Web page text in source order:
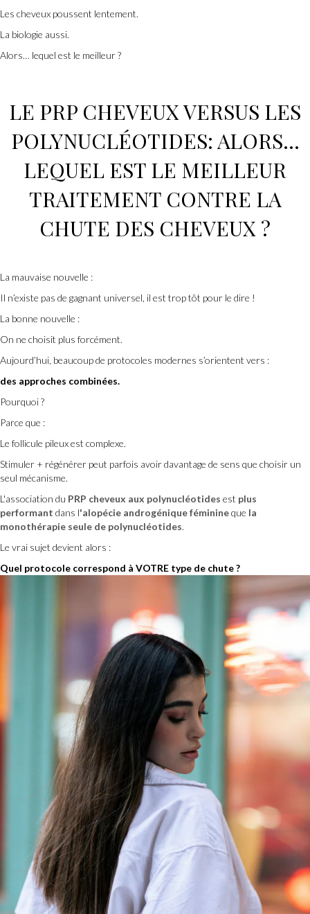
Les cheveux poussent lentement.
La biologie aussi.
Alors… lequel est le meilleur ?
LE PRP CHEVEUXVERSUS LES
POLYNUCLÉOTIDES: ALORS…
LEQUEL EST LE MEILLEUR
TRAITEMENT CONTRE LA
CHUTE DES CHEVEUX ?
La mauvaise nouvelle :
Il n’existe pas de gagnant universel, il est trop tôt pour le dire !
La bonne nouvelle :
On ne choisit plus forcément.
Aujourd’hui, beaucoup de protocoles modernes s’orientent vers :
des approches combinées.
Pourquoi ?
Parce que :
Le follicule pileux est complexe.
Stimuler + régénérer peut parfois avoir davantage de sens que choisir un
seul mécanisme.
L'association du PRP cheveux aux polynucléotides est plus
performant dans l'alopécie androgénique féminineque la
monothérapie seule de polynucléotides.
Le vrai sujet devient alors :
Quel protocole correspond à VOTRE type de chute ?